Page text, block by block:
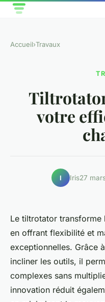
Accueil›Travaux
votre
I Iris27
Le tiltrotator
en offrant flexibilité et
exceptionnelles. Grâce
incliner les outils, il
complexes sans
innovation réduit